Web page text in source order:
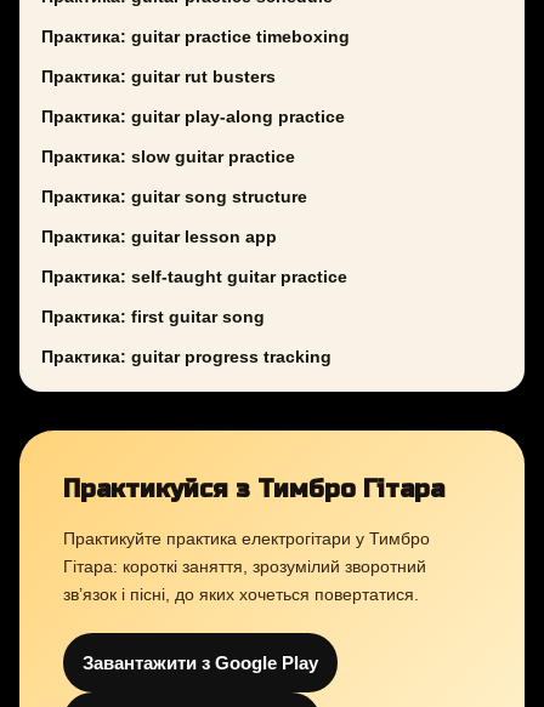
Практика: guitar practice timeboxing
Практика: guitar rut busters
Практика: guitar play-along practice
Практика: slow guitar practice
Практика: guitar song structure
Практика: guitar lesson app
Практика: self-taught guitar practice
Практика: first guitar song
Практика: guitar progress tracking
Практикуйся з Тимбро Гітара
Практикуйте практика електрогітари у Тимбро
Гітара: короткі заняття, зрозумілий зворотний
зв’язок і пісні, до яких хочеться повертатися.
Завантажити з Google Play